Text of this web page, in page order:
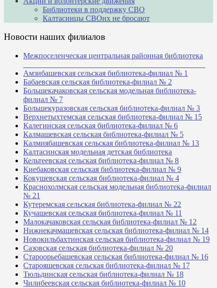
Библиотеки в поддержку СВО
Калтасинцы СВОих не бросают
Новости наших филиалов
Межпоселенческая центральная районная библиотека
Амзибашевская сельская библиотека-филиал № 1
Бабаевская сельская библиотека-филиал № 2
Большекачаковская сельская модельная библиотека-
филиал № 7
Большекуразовская сельская библиотека-филиал № 3
Верхнетыхтемская сельская библиотека-филиал № 15
Калегинская сельская библиотека-филиал № 6
Калмашевская сельская библиотека-филиал № 5
Калмиябашевская сельская библиотека-филиал № 13
Калтасинская модельная детская библиотека
Кельтеевская сельская библиотека-филиал № 8
Киебаковская сельская библиотека-филиал № 9
Кокушевская сельская библиотека-филиал № 4
Краснохолмская сельская модельная библиотека-филиал
№ 21
Кутеремская сельская библиотека-филиал № 22
Кучашевская сельская библиотека-филиал № 11
Малокачаковская сельская библиотека-филиал № 12
Нижнекачмашевская сельская библиотека-филиал № 14
Новокильбахтинская сельская библиотека-филиал № 19
Сазовская сельская библиотека-филиал № 20
Староорьебашевская сельская библиотека-филиал № 16
Старояшевская сельская библиотека-филиал № 17
Тюльдинская сельская библиотека-филиал № 18
Чилибеевская сельская библиотека-филиал № 10